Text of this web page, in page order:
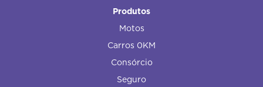
Produtos
Motos
Carros 0KM
Consórcio
Seguro